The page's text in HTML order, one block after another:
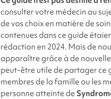
twitter link
consulter votre médecin au
de vos choix en matière de
contenues dans ce guide
rédaction en 2024. Mais de
apparaître grâce à de
peut-être utile de partager ce
membres de la famille ou les
personne atteinte de